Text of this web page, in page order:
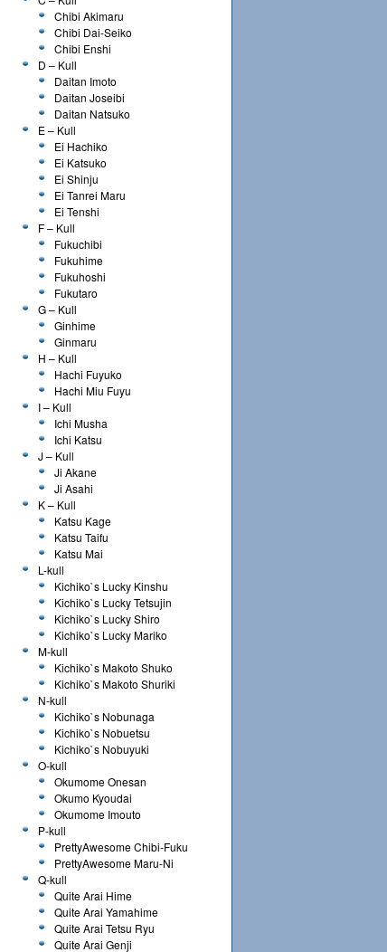
Chibi Akimaru
Chibi Dai-Seiko
Chibi Enshi
D – Kull
Daitan Imoto
Daitan Joseibi
Daitan Natsuko
E – Kull
Ei Hachiko
Ei Katsuko
Ei Shinju
Ei Tanrei Maru
Ei Tenshi
F – Kull
Fukuchibi
Fukuhime
Fukuhoshi
Fukutaro
G – Kull
Ginhime
Ginmaru
H – Kull
Hachi Fuyuko
Hachi Miu Fuyu
I – Kull
Ichi Musha
Ichi Katsu
J – Kull
Ji Akane
Ji Asahi
K – Kull
Katsu Kage
Katsu Taifu
Katsu Mai
L-kull
Kichiko`s Lucky Kinshu
Kichiko`s Lucky Tetsujin
Kichiko`s Lucky Shiro
Kichiko`s Lucky Mariko
M-kull
Kichiko`s Makoto Shuko
Kichiko`s Makoto Shuriki
N-kull
Kichiko`s Nobunaga
Kichiko`s Nobuetsu
Kichiko`s Nobuyuki
O-kull
Okumome Onesan
Okumo Kyoudai
Okumome Imouto
P-kull
PrettyAwesome Chibi-Fuku
PrettyAwesome Maru-Ni
Q-kull
Quite Arai Hime
Quite Arai Yamahime
Quite Arai Tetsu Ryu
Quite Arai Genji